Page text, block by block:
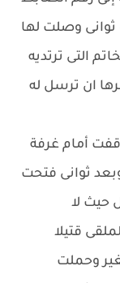
ثوانى وصلت لها
التى ترتديه
ان ترسل له
أمام غرفة
ثوانى فتحت
حيث لا
قتيلا
وحملت